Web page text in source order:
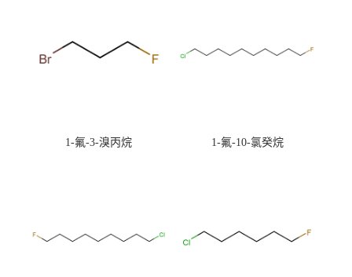
1-氟-3-溴丙烷 1-氟-10-氯癸烷